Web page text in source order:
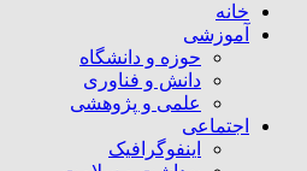
خانه
آموزشی
حوزه و دانشگاه
دانش و فناوری
علمی و پژوهشی
اجتماعی
اینفوگرافیک